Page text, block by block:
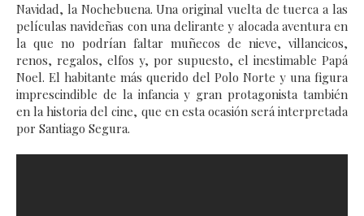
Navidad, la Nochebuena. Una original vuelta de tuerca a las
películas navideñas con una delirante y alocada aventura en
la que no podrían faltar muñecos de nieve, villancicos,
renos, regalos, elfos y, por supuesto, el inestimable Papá
Noel. El habitante más querido del Polo Norte y una figura
imprescindible de la infancia y gran protagonista también
en la historia del cine, que en esta ocasión será interpretada
por Santiago Segura.